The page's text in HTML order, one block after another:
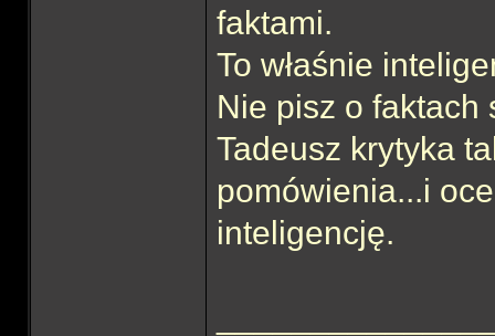
faktami.
To właśnie
Nie pisz o faktach
Tadeusz krytyka
pomówienia...i
inteligencję.